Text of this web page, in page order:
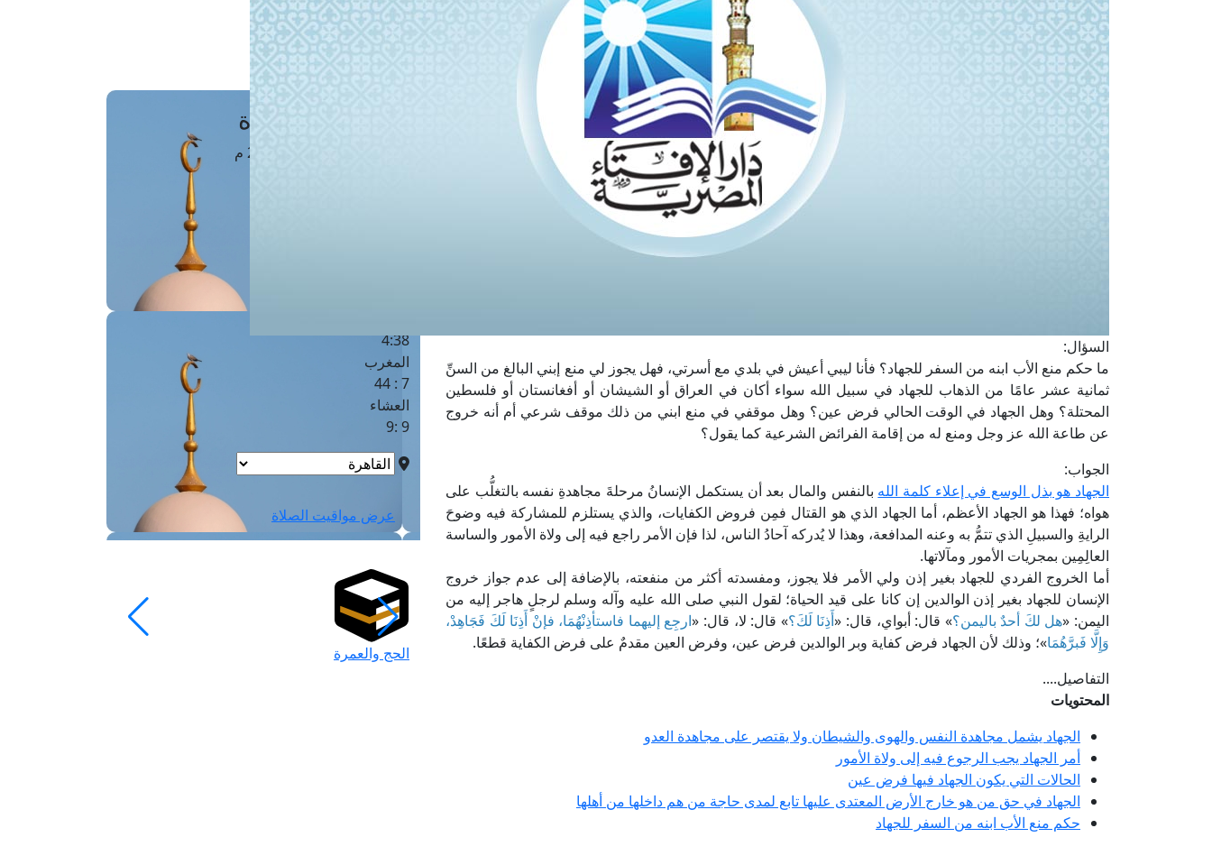
السؤال:
ما حكم منع الأب ابنه من السفر للجهاد؟ فأنا ليبي أعيش في بلدي مع أسرتي، فهل يجوز لي منع إبني البالغ من السنِّ
ثمانية عشر عامًا من الذهاب للجهاد في سبيل الله سواء أكان في العراق أو الشيشان أو أفغانستان أو فلسطين
المحتلة؟ وهل الجهاد في الوقت الحالي فرض عين؟ وهل موقفي في منع ابني من ذلك موقف شرعي أم أنه خروج
عن طاعة الله عز وجل ومنع له من إقامة الفرائض الشرعية كما يقول؟
الجواب:
الجهاد هو بذل الوسع في إعلاء كلمة الله بالنفس والمال بعد أن يستكمل الإنسانُ مرحلةَ مجاهدةِ نفسه بالتغلُّب على
هواه؛ فهذا هو الجهاد الأعظم، أما الجهاد الذي هو القتال فمِن فروض الكفايات، والذي يستلزم للمشاركة فيه وضوحَ
الرايةِ والسبيلِ الذي تتمُّ به وعنه المدافعة، وهذا لا يُدركه آحادُ الناس، لذا فإن الأمر راجع فيه إلى ولاة الأمور والساسة
العالِمِين بمجريات الأمور ومآلاتها.
أما الخروج الفردي للجهاد بغير إذن ولي الأمر فلا يجوز، ومفسدته أكثر من منفعته، بالإضافة إلى عدم جواز خروج
الإنسان للجهاد بغير إذن الوالدين إن كانا على قيد الحياة؛ لقول النبي صلى الله عليه وآله وسلم لرجلٍ هاجر إليه من
اليمن: «هل لكَ أحدٌ باليمن؟» قال: أبواي، قال: «أَذِنَا لَكَ؟» قال: لا، قال: «ارجِع إليهما فاستأذِنْهُمَا، فإنْ أَذِنَا لَكَ فَجَاهِدْ،
وَإِلَّا فَبرَّهُمَا»؛ وذلك لأن الجهاد فرض كفاية وبر الوالدين فرض عين، وفرض العين مقدمٌ على فرض الكفاية قطعًا.
التفاصيل....
المحتويات
الجهاد يشمل مجاهدة النفس والهوى والشيطان ولا يقتصر على مجاهدة العدو
أمر الجهاد يجب الرجوع فيه إلى ولاة الأمور
الحالات التي يكون الجهاد فيها فرض عين
الجهاد في حق من هو خارج الأرض المعتدى عليها تابع لمدى حاجة من هم داخلها من أهلها
حكم منع الأب ابنه من السفر للجهاد
الفتوى الهاتفية
مَواقِيتُ الصَّـــلاة
4:38
المغرب
7 : 44
العشاء
9 :9
عرض مواقيت الصلاة
الحج والعمرة